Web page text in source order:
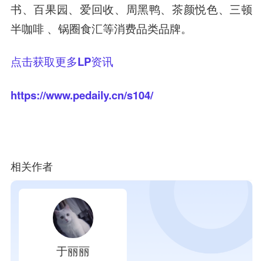
书、百果园、爱回收、周黑鸭、茶颜悦色、三顿
半咖啡 、锅圈食汇等消费品类品牌。
点击获取更多LP资讯
https://www.pedaily.cn/s104/
相关作者
于丽丽